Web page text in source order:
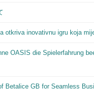
otkriva inovativnu igru koja
OASIS die Spielerfahrung
Betalice GB for Seamless